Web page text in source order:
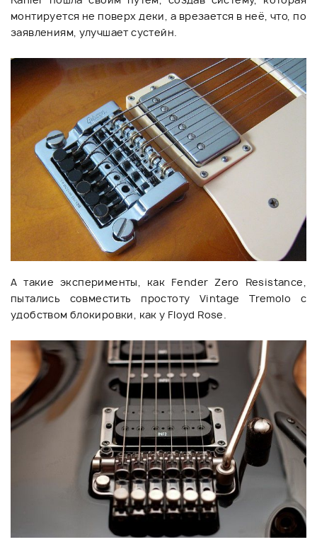
монтируется не поверх деки, а врезается в неё, что, по
заявлениям, улучшает сустейн.
А такие эксперименты, как Fender Zero Resistance,
пытались совместить простоту Vintage Tremolo с
удобством блокировки, как у Floyd Rose.